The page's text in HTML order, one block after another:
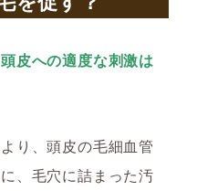
頭皮への適度な刺激は
り、頭皮の毛細血管
、毛穴に詰まった汚